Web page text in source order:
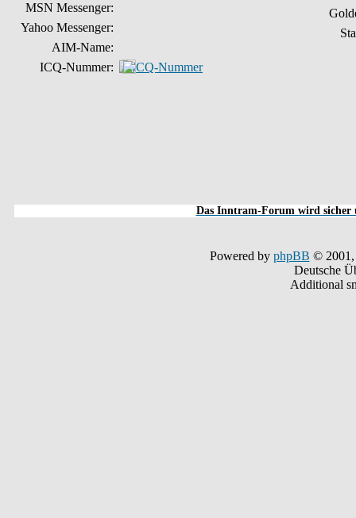
MSN Messenger:
Yahoo Messenger:
AIM-Name:
ICQ-Nummer:
Das Inntram-Forum wird sicher
Powered by phpBB © 2001,
Deutsche
Additional